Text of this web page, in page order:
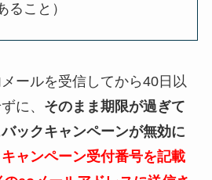
ること）
ールを受信してから40日以
に、 そのまま期限が過ぎて
ックキャンペーンが無効に
キャンペーン受付番号を記載